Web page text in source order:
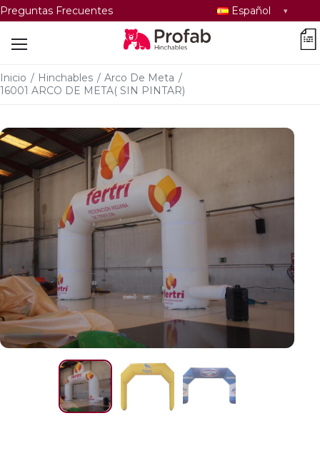
Preguntas Frecuentes
Seleccionar
idioma
Español
Inicio / Hinchables / Arco De Meta /
16001 ARCO DE META( SIN PINTAR)